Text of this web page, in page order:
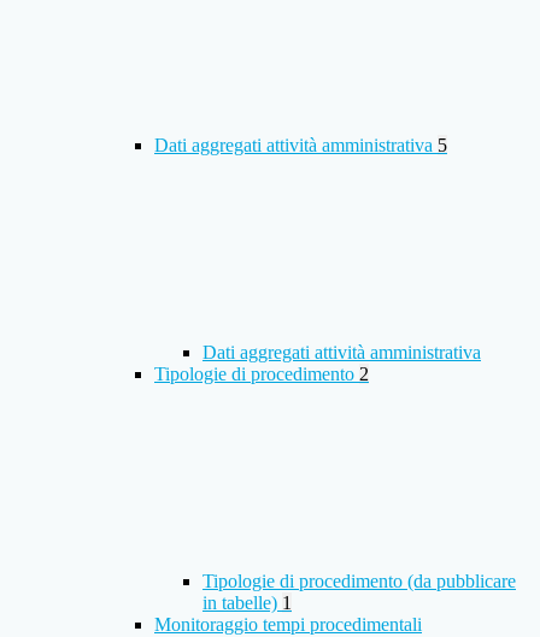
Dati aggregati attività amministrativa 5
Dati aggregati attività amministrativa
Tipologie di procedimento 2
Tipologie di procedimento (da pubblicare
in tabelle) 1
Monitoraggio tempi procedimentali